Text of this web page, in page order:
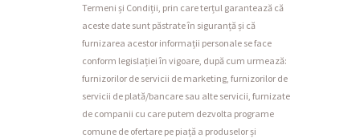
Termeni și Condiții, prin care terțul garantează că
aceste date sunt păstrate în siguranță și că
furnizarea acestor informații personale se face
conform legislației în vigoare, după cum urmează:
furnizorilor de servicii de marketing, furnizorilor de
servicii de plată/bancare sau alte servicii, furnizate
de companii cu care putem dezvolta programe
comune de ofertare pe piață a produselor și